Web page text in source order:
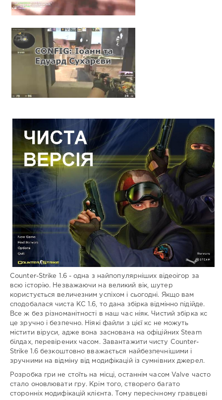
Counter-Strike 1.6 - одна з найпопулярніших відеоігор за
всю історію. Незважаючи на великий вік, шутер
користується величезним успіхом і сьогодні. Якщо вам
сподобалася чиста КС 1.6, то дана збірка відмінно підійде.
Все ж без різноманітності в наш час ніяк. Чистий збірка кс
це зручно і безпечно. Ніякі файли з цієї кс не можуть
містити віруси, адже вона заснована на офіційних Steam
білдах, перевірених часом. Завантажити чисту Counter-
Strike 1.6 безкоштовно вважається найбезпечнішими і
зручними на відміну від модифікацій із сумнівних джерел.
Розробка гри не стоїть на місці, останнім часом Valve часто
стало оновлювати гру. Крім того, створего багато
сторонніх модифікацій клієнта. Тому пересічному гравцеві